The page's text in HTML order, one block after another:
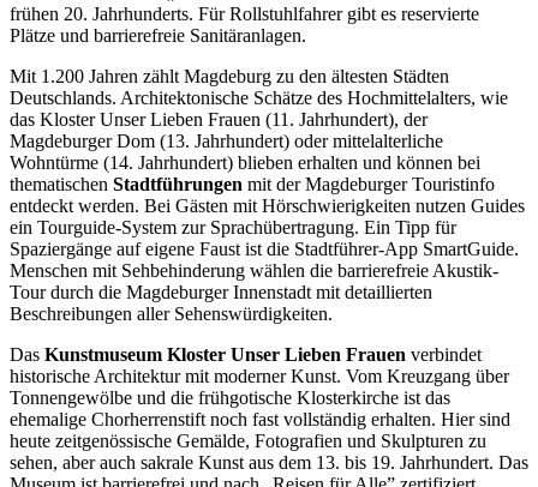
frühen 20. Jahrhunderts. Für Rollstuhlfahrer gibt es reservierte
Plätze und barrierefreie Sanitäranlagen.
Mit 1.200 Jahren zählt Magdeburg zu den ältesten Städten
Deutschlands. Architektonische Schätze des Hochmittelalters, wie
das Kloster Unser Lieben Frauen (11. Jahrhundert), der
Magdeburger Dom (13. Jahrhundert) oder mittelalterliche
Wohntürme (14. Jahrhundert) blieben erhalten und können bei
thematischen Stadtführungen mit der Magdeburger Touristinfo
entdeckt werden. Bei Gästen mit Hörschwierigkeiten nutzen Guides
ein Tourguide-System zur Sprachübertragung. Ein Tipp für
Spaziergänge auf eigene Faust ist die Stadtführer-App SmartGuide.
Menschen mit Sehbehinderung wählen die barrierefreie Akustik-
Tour durch die Magdeburger Innenstadt mit detaillierten
Beschreibungen aller Sehenswürdigkeiten.
Das Kunstmuseum Kloster Unser Lieben Frauen verbindet
historische Architektur mit moderner Kunst. Vom Kreuzgang über
Tonnengewölbe und die frühgotische Klosterkirche ist das
ehemalige Chorherrenstift noch fast vollständig erhalten. Hier sind
heute zeitgenössische Gemälde, Fotografien und Skulpturen zu
sehen, aber auch sakrale Kunst aus dem 13. bis 19. Jahrhundert. Das